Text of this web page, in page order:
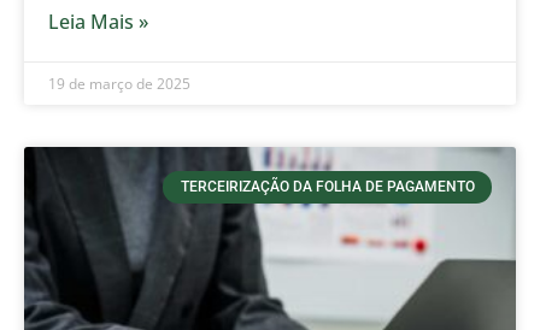
Leia Mais »
19 de março de 2025
TERCEIRIZAÇÃO DA FOLHA DE PAGAMENTO